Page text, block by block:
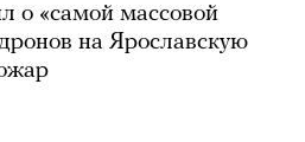
о «самой массовой
на Ярославскую